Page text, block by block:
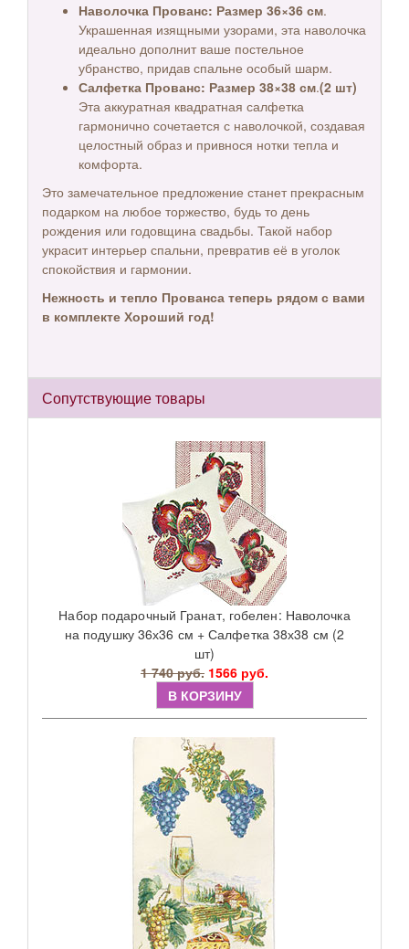
Наволочка Прованс: Размер 36×36 см.
Украшенная изящными узорами, эта наволочка
идеально дополнит ваше постельное
убранство, придав спальне особый шарм.
Салфетка Прованс: Размер 38×38 см.(2 шт)
Эта аккуратная квадратная салфетка
гармонично сочетается с наволочкой, создавая
целостный образ и привнося нотки тепла и
комфорта.
Это замечательное предложение станет прекрасным
подарком на любое торжество, будь то день
рождения или годовщина свадьбы. Такой набор
украсит интерьер спальни, превратив её в уголок
спокойствия и гармонии.
Нежность и тепло Прованса теперь рядом с вами
в комплекте Хороший год!
Сопутствующие товары
Набор подарочный Гранат, гобелен: Наволочка
на подушку 36х36 см + Салфетка 38х38 см (2
шт)
1 740 руб. 1566 руб.
В КОРЗИНУ